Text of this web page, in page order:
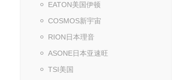
EATON美国伊顿
COSMOS新宇宙
RION日本理音
ASONE日本亚速旺
TSI美国